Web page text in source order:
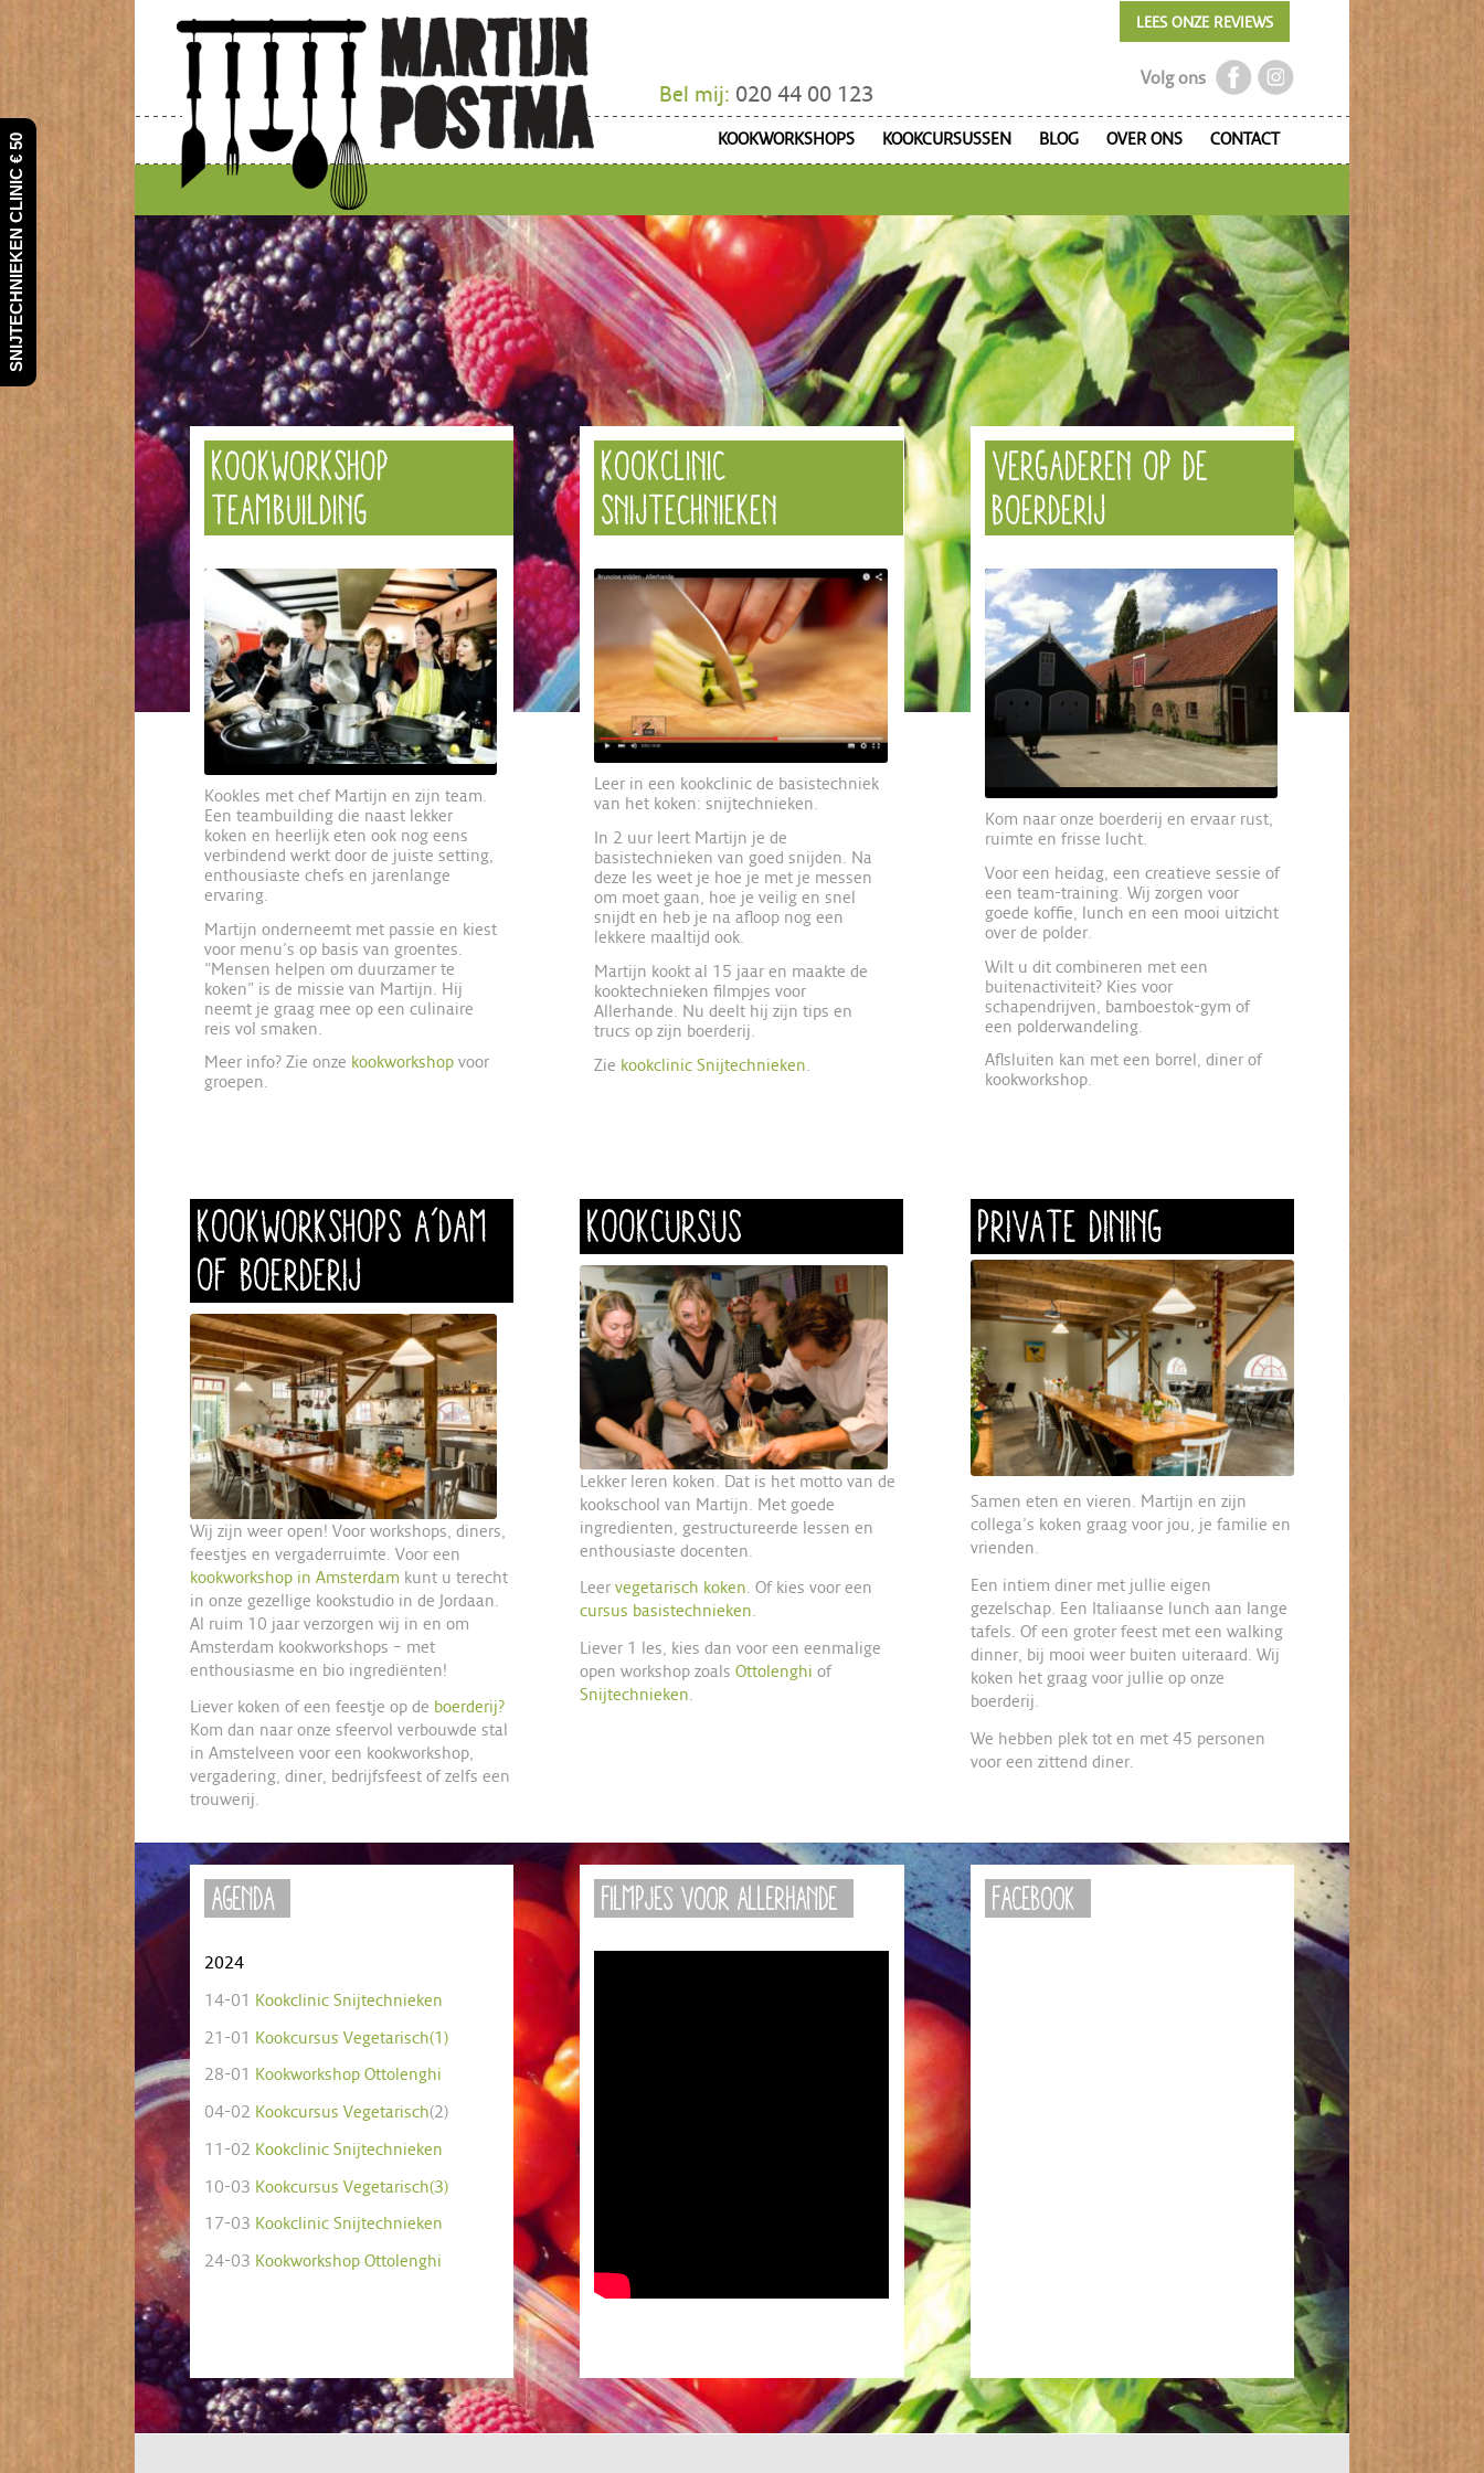
Bel mij: 020 44 00 123
Volg ons
LEES ONZE REVIEWS
KOOKWORKSHOPS KOOKCURSUSSEN BLOG OVER ONS CONTACT
KOOKWORKSHOP
TEAMBUILDING
Kookles met chef Martijn en zijn team.
Een teambuilding die naast lekker
koken en heerlijk eten ook nog eens
verbindend werkt door de juiste setting,
enthousiaste chefs en jarenlange
ervaring.
Martijn onderneemt met passie en kiest
voor menu’s op basis van groentes.
“Mensen helpen om duurzamer te
koken” is de missie van Martijn. Hij
neemt je graag mee op een culinaire
reis vol smaken.
Meer info? Zie onze kookworkshop voor
groepen.
KOOKCLINIC
SNIJTECHNIEKEN
Leer in een kookclinic de basistechniek
van het koken: snijtechnieken.
In 2 uur leert Martijn je de
basistechnieken van goed snijden. Na
deze les weet je hoe je met je messen
om moet gaan, hoe je veilig en snel
snijdt en heb je na afloop nog een
lekkere maaltijd ook.
Martijn kookt al 15 jaar en maakte de
kooktechnieken filmpjes voor
Allerhande. Nu deelt hij zijn tips en
trucs op zijn boerderij.
Zie kookclinic Snijtechnieken
VERGADEREN OP DE
BOERDERIJ
Kom naar onze boerderij en ervaar rust,
ruimte en frisse lucht.
Voor een heidag, een creatieve sessie of
een team-training. Wij zorgen voor
goede koffie, lunch en een mooi uitzicht
over de polder.
Wilt u dit combineren met een
buitenactiviteit? Kies voor
schapendrijven, bamboestok-gym of
een polderwandeling.
Aflsluiten kan met een borrel, diner of
kookworkshop.
KOOKWORKSHOPS A’DAM
OF BOERDERIJ
Wij zijn weer open! Voor workshops, diners,
feestjes en vergaderruimte. Voor een
kookworkshop in Amsterdam kunt u terecht
in onze gezellige kookstudio in de Jordaan.
Al ruim 10 jaar verzorgen wij in en om
Amsterdam kookworkshops – met
enthousiasme en bio ingrediënten!
Liever koken of een feestje op de boerderij?
Kom dan naar onze sfeervol verbouwde stal
in Amstelveen voor een kookworkshop,
vergadering, diner, bedrijfsfeest of zelfs een
trouwerij.
KOOKCURSUS
Lekker leren koken. Dat is het motto van de
kookschool van Martijn. Met goede
ingredienten, gestructureerde lessen en
enthousiaste docenten.
Leervegetarisch koken. Of kies voor een
cursus basistechnieken.
Liever 1 les, kies dan voor een eenmalige
open workshop zoalsOttolenghi of
Snijtechnieken.
PRIVATE DINING
Samen eten en vieren. Martijn en zijn
collega’s koken graag voor jou, je familie en
vrienden.
Een intiem diner met jullie eigen
gezelschap. Een Italiaanse lunch aan lange
tafels. Of een groter feest met een walking
dinner, bij mooi weer buiten uiteraard. Wij
koken het graag voor jullie op onze
boerderij.
We hebben plek tot en met 45 personen
voor een zittend diner.
Agenda
2024
14-01 Kookclinic Snijtechnieken
21-01 Kookcursus Vegetarisch(1)
28-01 Kookworkshop Ottolenghi
04-02 Kookcursus Vegetarisch(2)
11-02 Kookclinic Snijtechnieken
10-03 Kookcursus Vegetarisch(3)
17-03 Kookclinic Snijtechnieken
24-03 Kookworkshop Ottolenghi
filmpjes voor Allerhande Facebook
SNIJTECHNIEKEN CLINIC € 50